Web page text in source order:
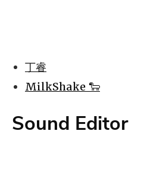
丁睿
MilkShake 🐑
Sound Editor